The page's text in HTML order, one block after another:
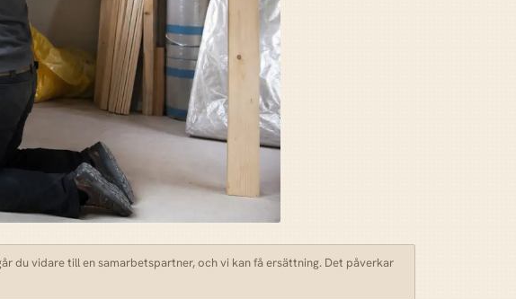
du vidare till en samarbetspartner, och vi kan få ersättning. Det påverkar